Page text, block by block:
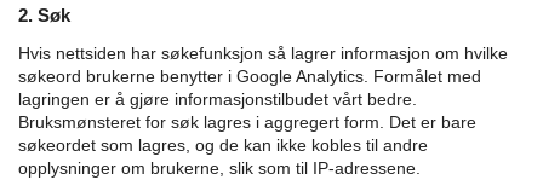
2. Søk
Hvis nettsiden har søkefunksjon så lagrer informasjon om hvilke
søkeord brukerne benytter i Google Analytics. Formålet med
lagringen er å gjøre informasjonstilbudet vårt bedre.
Bruksmønsteret for søk lagres i aggregert form. Det er bare
søkeordet som lagres, og de kan ikke kobles til andre
opplysninger om brukerne, slik som til IP-adressene.